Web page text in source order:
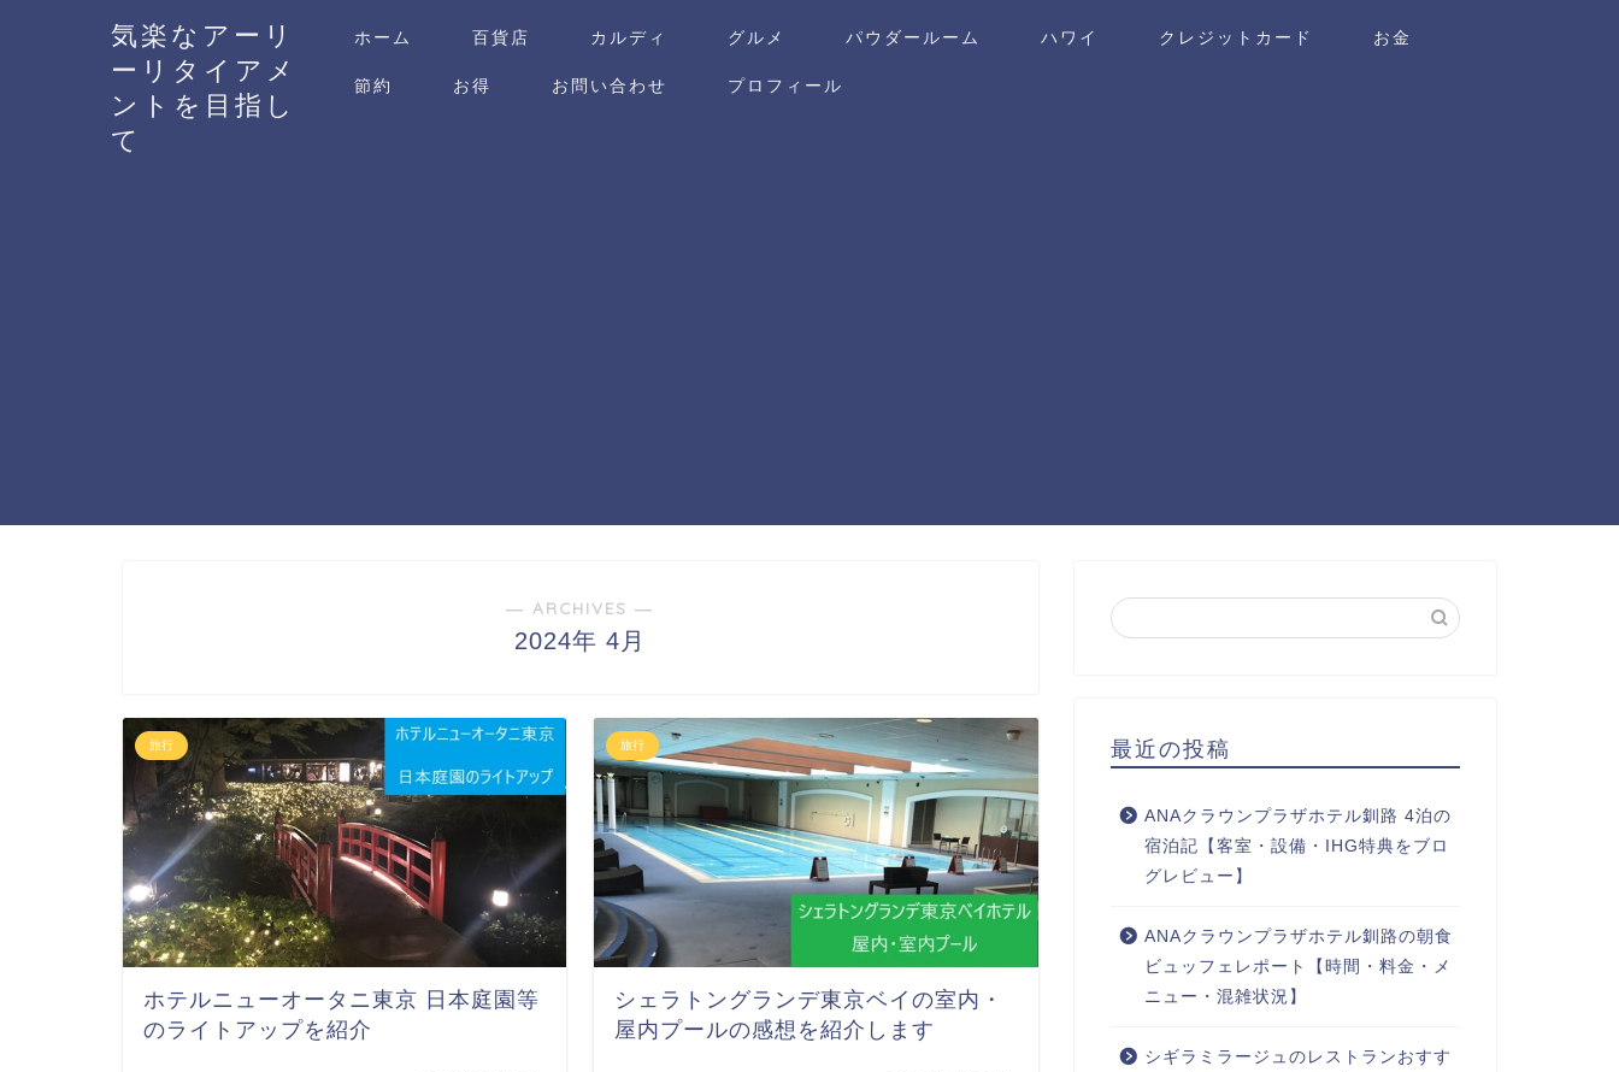
気楽なアーリ
ーリタイアメ
ントを目指し
て
ホーム 百貨店 カルディ グルメ パウダールーム ハワイ クレジットカード お金
節約 お得 お問い合わせ プロフィール
― ARCHIVES ―
2024年 4月
旅行
ホテルニューオータニ東京 日本庭園等
のライトアップを紹介
旅行
シェラトングランデ東京ベイの室内・
屋内プールの感想を紹介します
最近の投稿
ANAクラウンプラザホテル釧路 4泊の
宿泊記【客室・設備・IHG特典をブロ
グレビュー】
ANAクラウンプラザホテル釧路の朝食
ビュッフェレポート【時間・料金・メ
ニュー・混雑状況】
シギラミラージュのレストランおすす